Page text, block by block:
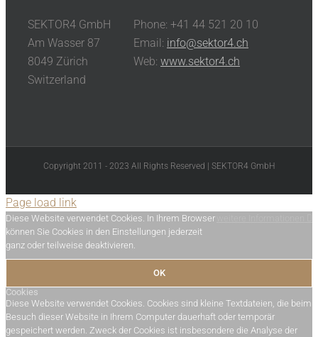
SEKTOR4 GmbH
Phone: +41 44 521 20 10
Am Wasser 87
Email: info@sektor4.ch
8049 Zürich
Web: www.sektor4.ch
Switzerland
Copyright 2011 - 2023 All Rights Reserved | SEKTOR4 GmbH
Page load link
Diese Website verwendet Cookies. In Ihrem Browser
können Sie Cookies in den Einstellungen jederzeit
ganz oder teilweise deaktivieren.
OK
Cookies
Diese Website verwendet Cookies. Cookies sind kleine Textdateien, die beim
Besuch dieser Website in Ihrem Computer dauerhaft oder temporär
gespeichert werden. Zweck der Cookies ist insbesondere die Analyse der